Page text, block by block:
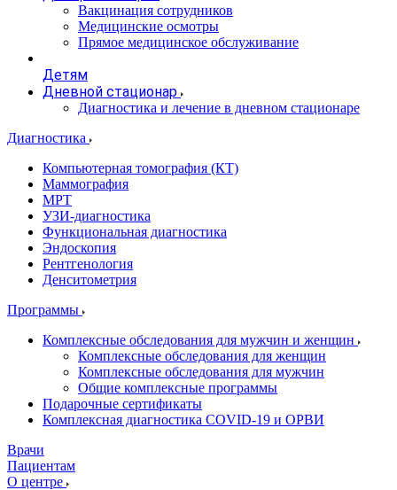
Вакцинация сотрудников
Медицинские осмотры
Прямое медицинское обслуживание
Детям
Дневной стационар
Диагностика и лечение в дневном стационаре
Диагностика
Компьютерная томография (КТ)
Маммография
МРТ
УЗИ-диагностика
Функциональная диагностика
Эндоскопия
Рентгенология
Денситометрия
Программы
Комплексные обследования для мужчин и женщин
Комплексные обследования для женщин
Комплексные обследования для мужчин
Общие комплексные программы
Подарочные сертификаты
Комплексная диагностика COVID-19 и ОРВИ
Врачи
Пациентам
О центре